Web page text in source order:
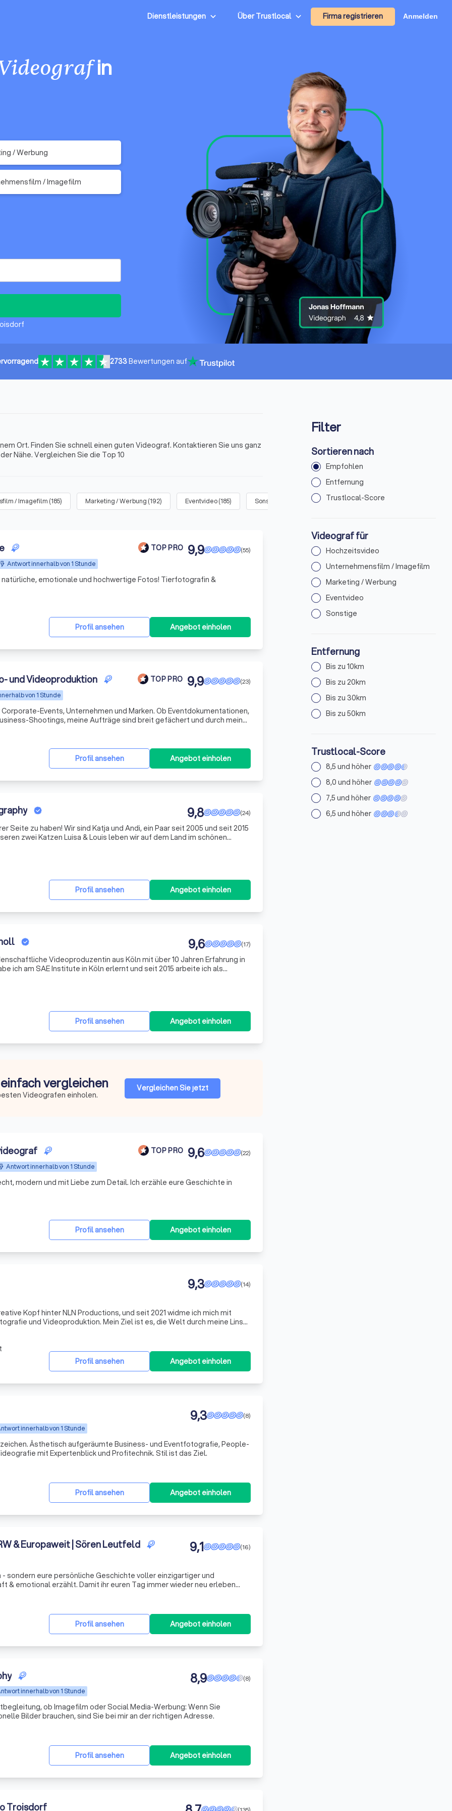
Dienstleistungen Über Trustlocal Firma registrieren Anmelden
in
/ Werbung
/ Imagefilm
2733Bewertungen auf
Ort. Finden Sie schnell einen guten Videograf. Kontaktieren Sie uns ganz
Nähe. Vergleichen Sie die Top 10
/ Imagefilm (185) Marketing / Werbung (192) Eventvideo(185) Sonstige
TOP PRO
Antwort innerhalb von 1 Stunde
(55)
9,9
emotionale und hochwertige Fotos! Tierfotografin &
Profil ansehen Angebot einholen
und Videoproduktion TOP PRO
von 1 Stunde
(23)
9,9
Events, Unternehmen und Marken. Ob Eventdokumentationen,
Shootings, meine Aufträge sind breit gefächert und durch meine
habe ich viele zufriedene Kunden gewinnen können.
Profil ansehen
Angebot einholen
(24)
9,8
Profil ansehen Angebot einholen
(17)
9,6
Videoproduzentin aus Köln mit über 10 Jahren Erfahrung in
ich am SAE Institute in Köln erlernt und seit 2015 arbeite ich als
Profil ansehen Angebot einholen
vergleichen
Videografen einholen.
Vergleichen Sie jetzt
TOP PRO
Antwort innerhalb von 1 Stunde
(22)
9,6
modern und mit Liebe zum Detail. Ich erzähle eure Geschichte in
Profil ansehen Angebot einholen
(14)
9,3
Kopf hinter NLN Productions, und seit 2021 widme ich mich mit
und Videoproduktion. Mein Ziel ist es, die Welt durch meine Linse
erzählen, die berühren. Mit umfangreicher Erfahrung aus freien
Profil ansehen Angebot einholen
innerhalb von 1 Stunde
(8)
9,3
Ästhetisch aufgeräumte Business- und Eventfotografie, People-
mit Expertenblick und Profitechnik. Stil ist das Ziel.
Profil ansehen Angebot einholen
& Europaweit | Sören Leutfeld (16)
9,1
sondern eure persönliche Geschichte voller einzigartiger und
& emotional erzählt. Damit ihr euren Tag immer wieder neu erleben
Profil ansehen Angebot einholen
innerhalb von 1 Stunde
(8)
8,9
ob Imagefilm oder Social Media-Werbung: Wenn Sie
Bilder brauchen, sind Sie bei mir an der richtigen Adresse.
Profil ansehen Angebot einholen
Troisdorf
Filter
Sortieren nach
Empfohlen
Entfernung
Trustlocal-Score
Videograf für
Hochzeitsvideo
Unternehmensfilm / Imagefilm
Marketing / Werbung
Eventvideo
Sonstige
Entfernung
Bis zu 10km
Bis zu 20km
Bis zu 30km
Bis zu 50km
Trustlocal-Score
8,5 und höher
8,0 und höher
7,5 und höher
6,5 und höher